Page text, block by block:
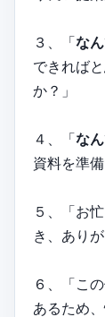
３、「な
できれば
か？」
４、「な
資料を準
５、「お忙
き、あり
６、「こ
あるため